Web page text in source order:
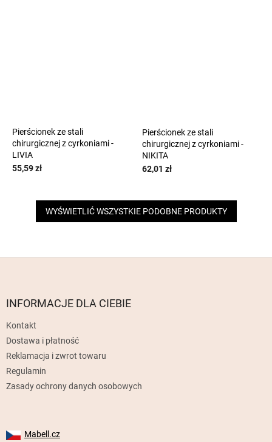
Pierścionek ze stali
chirurgicznej z cyrkoniami -
LIVIA
55,59 zł
Pierścionek ze stali
chirurgicznej z cyrkoniami -
NIKITA
62,01 zł
WYŚWIETLIĆ WSZYSTKIE PODOBNE PRODUKTY
INFORMACJE DLA CIEBIE
Kontakt
Dostawa i płatność
Reklamacja i zwrot towaru
Regulamin
Zasady ochrony danych osobowych
Mabell.cz